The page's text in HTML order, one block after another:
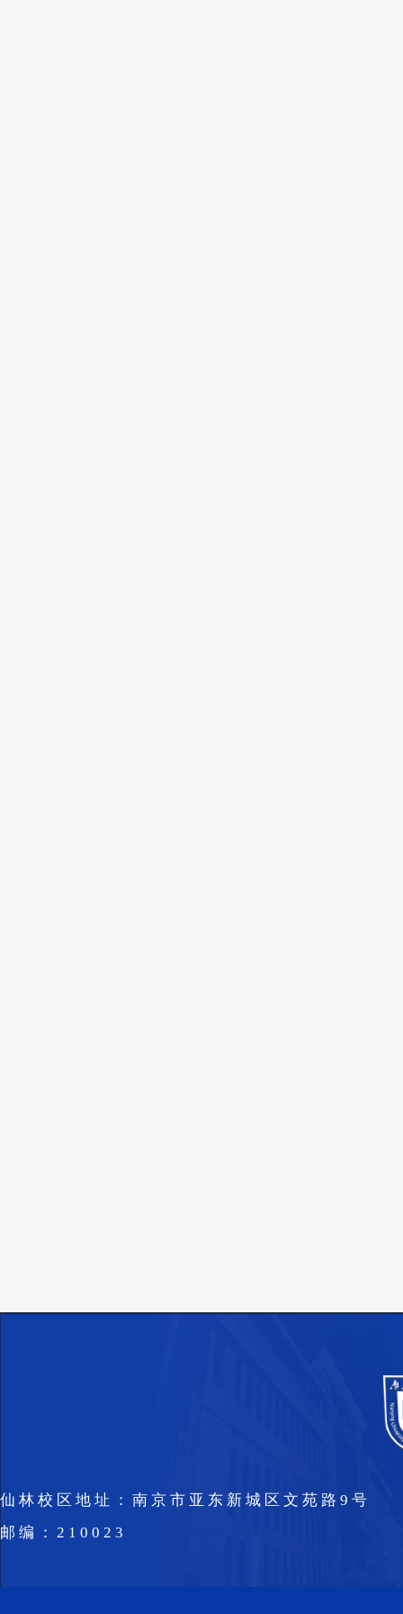
仙林校区地址：南京市亚东新城区文苑路9号
邮编：210023